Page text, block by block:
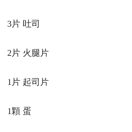
3片 吐司
2片 火腿片
1片 起司片
1顆 蛋